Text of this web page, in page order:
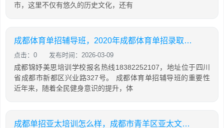
市，这里不仅有悠久的历史文化，还有
成都体育单招辅导班，2020年成都体育单招录取分估计是多少
点击：0 发布时间：2026-03-09
成都锦妤美思培训学校报名热线18382252107，地址位于四川
省成都市新都区兴业路327号。 成都体育单招辅导班的重要性
近年来，随着全民健身意识的提升，体
成都单招亚太培训怎么样，成都市青羊区亚太文化教育培训学校